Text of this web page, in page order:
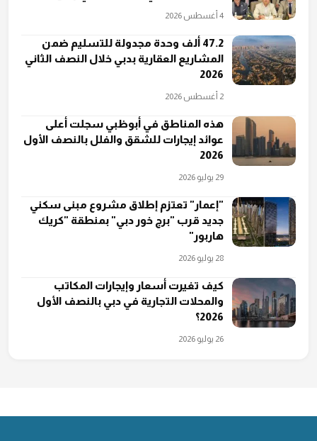
4 أغسطس 2026
47.2 ألف وحدة مجدولة للتسليم ضمن
المشاريع العقارية بدبي خلال النصف الثاني
2026
2 أغسطس 2026
هذه المناطق في أبوظبي سجلت أعلى
عوائد إيجارات للشقق والفلل بالنصف الأول
2026
29 يوليو 2026
"إعمار" تعتزم إطلاق مشروع مبنى سكني
جديد قرب "برج خور دبي" بمنطقة "كريك
هاربور"
28 يوليو 2026
كيف تغيرت أسعار وإيجارات المكاتب
والمحلات التجارية في دبي بالنصف الأول
2026؟
26 يوليو 2026